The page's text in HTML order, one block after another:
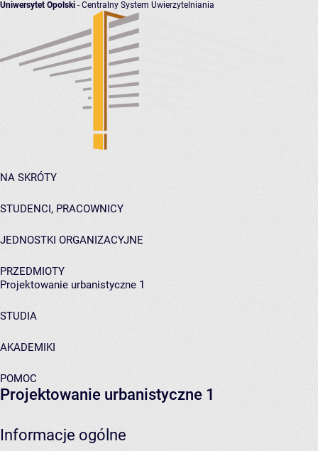
Uniwersytet Opolski - Centralny System Uwierzytelniania
NA SKRÓTY
STUDENCI, PRACOWNICY
JEDNOSTKI ORGANIZACYJNE
PRZEDMIOTY
Projektowanie urbanistyczne 1
STUDIA
AKADEMIKI
POMOC
Projektowanie urbanistyczne 1
Informacje ogólne